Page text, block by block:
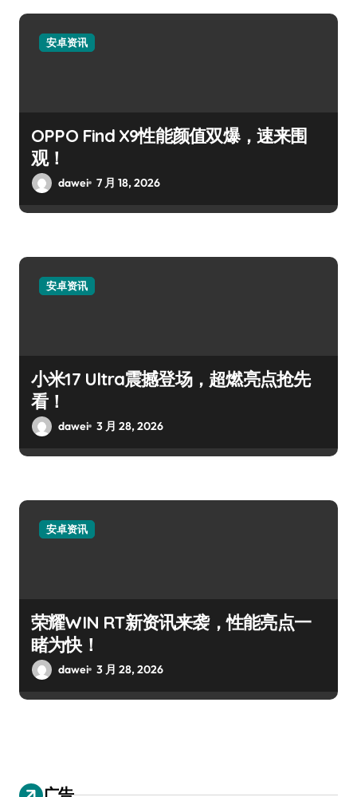
安卓资讯
OPPO Find X9性能颜值双爆，速来围
观！
dawei 7 月 18, 2026
安卓资讯
小米17 Ultra震撼登场，超燃亮点抢先
看！
dawei 3 月 28, 2026
安卓资讯
荣耀WIN RT新资讯来袭，性能亮点一
睹为快！
dawei 3 月 28, 2026